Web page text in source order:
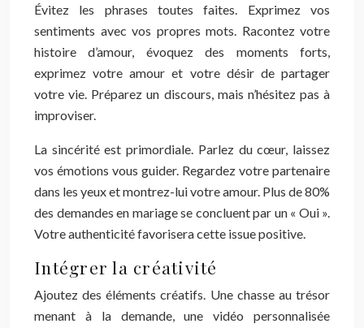
Évitez les phrases toutes faites. Exprimez vos
sentiments avec vos propres mots. Racontez votre
histoire d’amour, évoquez des moments forts,
exprimez votre amour et votre désir de partager
votre vie. Préparez un discours, mais n’hésitez pas à
improviser.
La sincérité est primordiale. Parlez du cœur, laissez
vos émotions vous guider. Regardez votre partenaire
dans les yeux et montrez-lui votre amour. Plus de 80%
des demandes en mariage se concluent par un « Oui ».
Votre authenticité favorisera cette issue positive.
Intégrer la créativité
Ajoutez des éléments créatifs. Une chasse au trésor
menant à la demande, une vidéo personnalisée